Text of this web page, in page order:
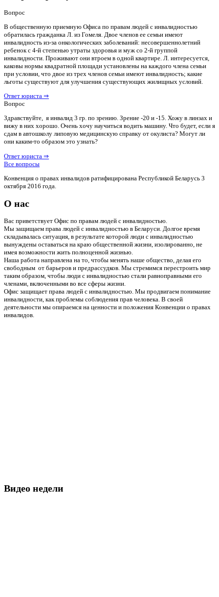
Вопрос
В общественную приемную Офиса по правам людей с инвалидностью
обратилась гражданка Л. из Гомеля. Двое членов ее семьи имеют
инвалидность из-за онкологических заболеваний: несовершеннолетний
ребенок с 4-й степенью утраты здоровья и муж со 2-й группой
инвалидности. Проживают они втроем в одной квартире. Л. интересуется,
каковы нормы квадратной площади установлены на каждого члена семьи
при условии, что двое из трех членов семьи имеют инвалидность; какие
льготы существуют для улучшения существующих жилищных условий.
Ответ юриста ⇒
Вопрос
Здравствуйте, я инвалид 3 гр. по зрению. Зрение -20 и -15. Хожу в линзах и
вижу в них хорошо. Очень хочу научиться водить машину. Что будет, если я
сдам в автошколу липовую медицинскую справку от окулиста? Могут ли
они каким-то образом это узнать?
Ответ юриста ⇒
Все вопросы
Конвенция о правах инвалидов ратифицирована Республикой Беларусь 3
октября 2016 года.
О нас
Вас приветствует Офис по правам людей с инвалидностью.
Мы защищаем права людей с инвалидностью в Беларуси. Долгое время
складывалась ситуация, в результате которой люди с инвалидностью
вынуждены оставаться на краю общественной жизни, изолированно, не
имея возможности жить полноценной жизнью.
Наша работа направлена на то, чтобы менять наше общество, делая его
свободным от барьеров и предрассудков. Мы стремимся перестроить мир
таким образом, чтобы люди с инвалидностью стали равноправными его
членами, включенными во все сферы жизни.
Офис защищает права людей с инвалидностью. Мы продвигаем понимание
инвалидности, как проблемы соблюдения прав человека. В своей
деятельности мы опираемся на ценности и положения Конвенции о правах
инвалидов.
Видео недели